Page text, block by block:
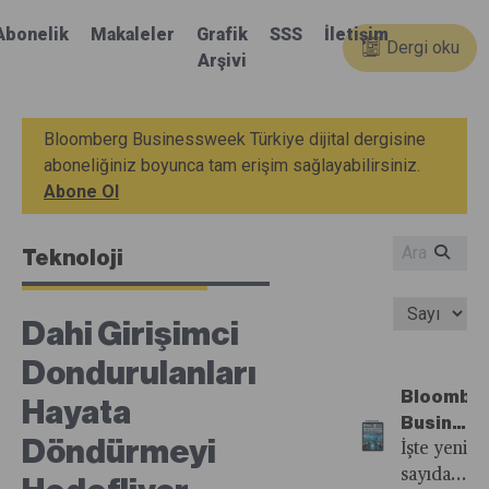
Makaleler
Grafik
Arşivi
SSS İletişim
Dergi oku
Bloomberg Businessweek Türkiye dijital dergisine
aboneliğiniz boyunca tam erişim sağlayabilirsiniz.
Abone Ol
Teknoloji
Dahi Girişimci
Dondurulanları
Hayata
Döndürmeyi
36.
İşte yeni
sayıdan